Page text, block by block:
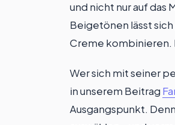
und nicht nur auf das
Beigetönen lässt
Creme kombinieren.
Wer sich mit seiner
in unserem Beitrag
Ausgangspunkt.